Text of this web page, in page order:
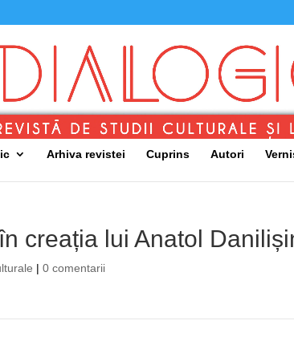
Arhiva revistei Cuprins Autori
creația lui Anatol
|0 comentarii